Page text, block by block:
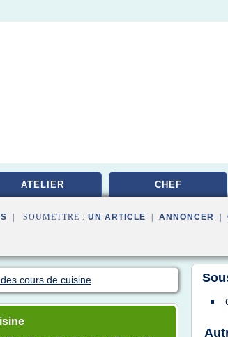
ATELIER CHEF
| SOUMETTRE : UN ARTICLE ANNONCER
cours de cuisine